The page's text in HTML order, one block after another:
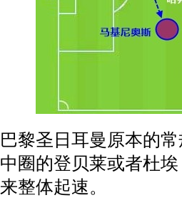
巴黎圣日耳曼原本的
中圈的登贝莱或者杜
来整体起速。